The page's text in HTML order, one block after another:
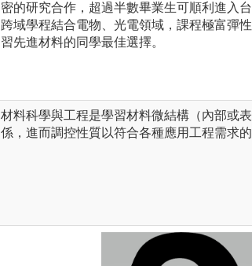
密的研究合作，超過半數畢業生可順利進入
跨域學程結合電物、光電領域，課程極富彈
習先進材料的同學最佳選擇。
材料科學與工程是學習材料微結構（內部或
係，進而調控性質以符合各種應用工程需求的